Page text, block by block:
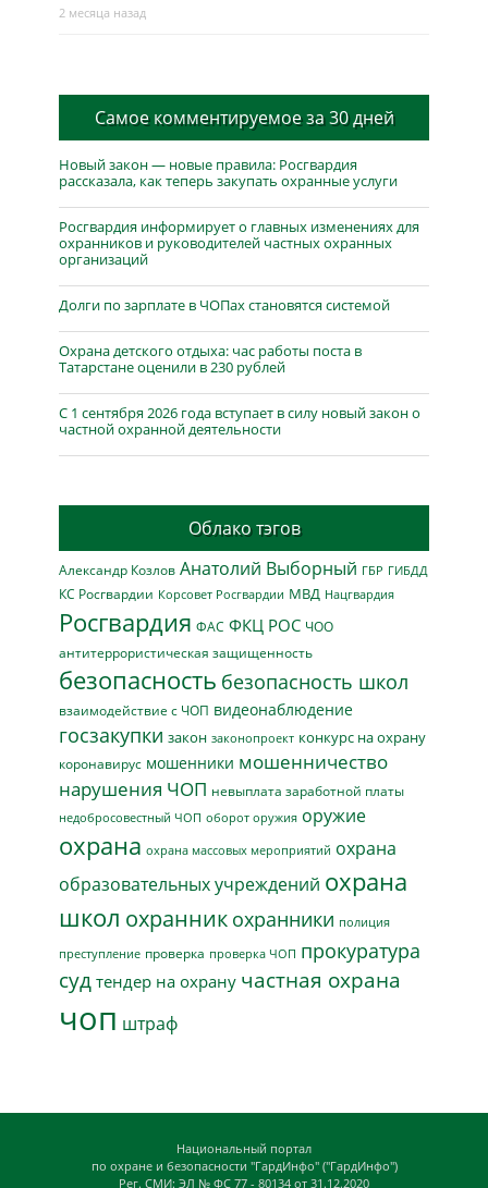
2 месяца назад
Самое комментируемое за 30 дней
Новый закон — новые правила: Росгвардия
рассказала, как теперь закупать охранные услуги
Росгвардия информирует о главных изменениях для
охранников и руководителей частных охранных
организаций
Долги по зарплате в ЧОПах становятся системой
Охрана детского отдыха: час работы поста в
Татарстане оценили в 230 рублей
С 1 сентября 2026 года вступает в силу новый закон о
частной охранной деятельности
Облако тэгов
Александр Козлов Анатолий Выборный ГБР ГИБДД
КС Росгвардии Корсовет Росгвардии МВД Нацгвардия
Росгвардия ФАС ФКЦ РОС ЧОО
антитеррористическая защищенность
безопасность безопасность школ
взаимодействие с ЧОП видеонаблюдение
госзакупки закон законопроект конкурс на охрану
коронавирус мошенники мошенничество
нарушения ЧОП невыплата заработной платы
недобросовестный ЧОП оборот оружия оружие
охрана охрана массовых мероприятий охрана
образовательных учреждений охрана
школ охранник охранники полиция
преступление проверка проверка ЧОП прокуратура
суд тендер на охрану частная охрана
чоп штраф
Национальный портал
по охране и безопасности "ГардИнфо" ("ГардИнфо")
Рег. СМИ: ЭЛ № ФС 77 - 80134 от 31.12.2020